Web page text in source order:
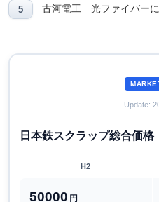
古河電工 光ファイバー
Update:
日本鉄スクラップ総合価格
H2
50000 円